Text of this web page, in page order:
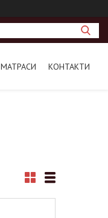
МАТРАСИ КОНТАКТИ